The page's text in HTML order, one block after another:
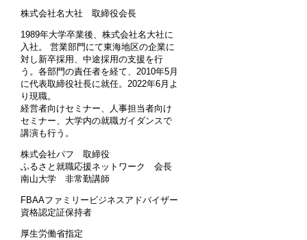
株式会社名大社 取締役会長
1989年大学卒業後、株式会社名大社に
入社。 営業部門にて東海地区の企業に
対し新卒採用、中途採用の支援を行
う。各部門の責任者を経て、2010年5月
に代表取締役社長に就任。2022年6月よ
り現職。
経営者向けセミナー、人事担当者向け
セミナー、大学内の就職ガイダンスで
講演も行う。
株式会社パフ 取締役
ふるさと就職応援ネットワーク 会長
南山大学 非常勤講師
FBAAファミリービジネスアドバイザー
資格認定証保持者
厚生労働省指定